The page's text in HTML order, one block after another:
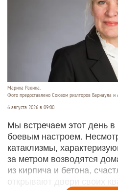
Марина Ракина.
Фото предоставлено Союзом риэлторов Барнаула и
6 августа 2026 в 09:00
Мы встречаем этот день
боевым настроем.
катаклизмы,
за метром возводятся
из кирпича и бетона,
открывают двери своих